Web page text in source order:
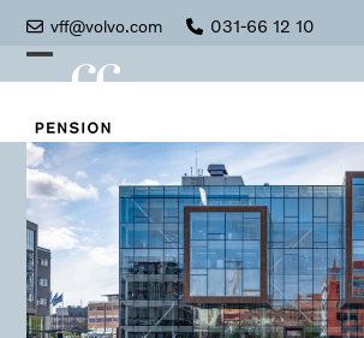
Skip
content
vff@volvo.com 031-66 12 10
Open
mobile
menu
Close
mobile
menu